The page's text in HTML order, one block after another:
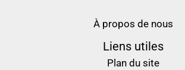
À propos de nous
Liens utiles
Plan du site